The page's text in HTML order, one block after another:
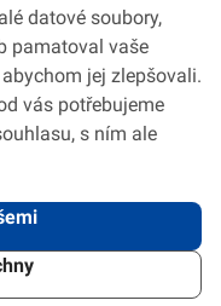
v souladu se zákonem
datové soubory,
pamatoval vaše
jej zlepšovali.
vás potřebujeme
s ním ale